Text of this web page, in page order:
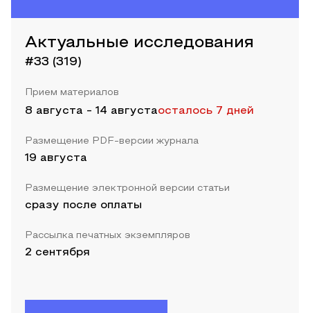
Актуальные исследования
#33 (319)
Прием материалов
8 августа - 14 августаосталось 7 дней
Размещение PDF-версии журнала
19 августа
Размещение электронной версии статьи
сразу после оплаты
Рассылка печатных экземпляров
2 сентября